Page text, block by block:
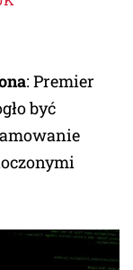
: Premier
być